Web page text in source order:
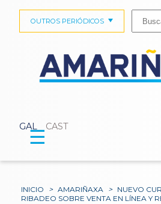
GAL CAST
OUTROS PERIÓDICOS
☰
INICIO > AMARIÑAXA > NUEVO
RIBADEO SOBRE VENTA EN LÍNEA Y